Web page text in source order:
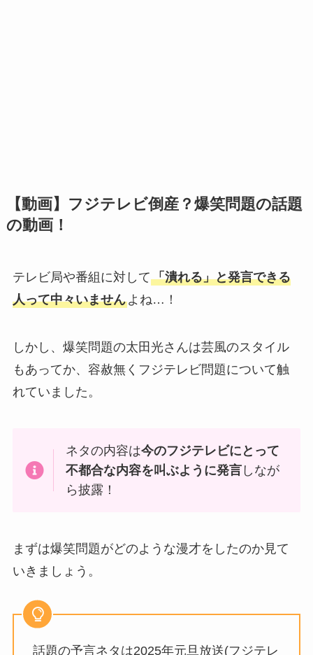
【動画】フジテレビ倒産？爆笑問題の話題
の動画！
テレビ局や番組に対して「潰れる」と発言できる
人って中々いませんよね…！
しかし、爆笑問題の太田光さんは芸風のスタイル
もあってか、容赦無くフジテレビ問題について触
れていました。
ネタの内容は今のフジテレビにとって
不都合な内容を叫ぶように発言 しなが
ら披露！
まずは爆笑問題がどのような漫才をしたのか見て
いきましょう。
話題の予言ネタは2025年元旦放送(フジテレ